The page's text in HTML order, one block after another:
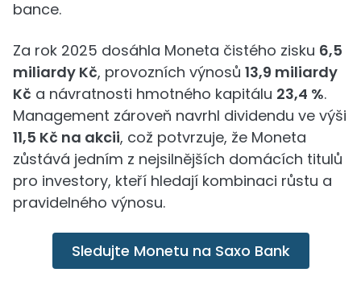
bance.
Za rok 2025 dosáhla Moneta čistého zisku 6,5
miliardy Kč, provozních výnosů 13,9 miliardy
Kč a návratnosti hmotného kapitálu 23,4 %.
Management zároveň navrhl dividendu ve výši
11,5 Kč na akcii, což potvrzuje, že Moneta
zůstává jedním z nejsilnějších domácích titulů
pro investory, kteří hledají kombinaci růstu a
pravidelného výnosu.
Sledujte Monetu na Saxo Bank